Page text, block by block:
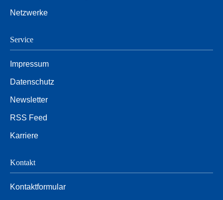
Netzwerke
Service
Impressum
Datenschutz
Newsletter
RSS Feed
Karriere
Kontakt
Kontaktformular